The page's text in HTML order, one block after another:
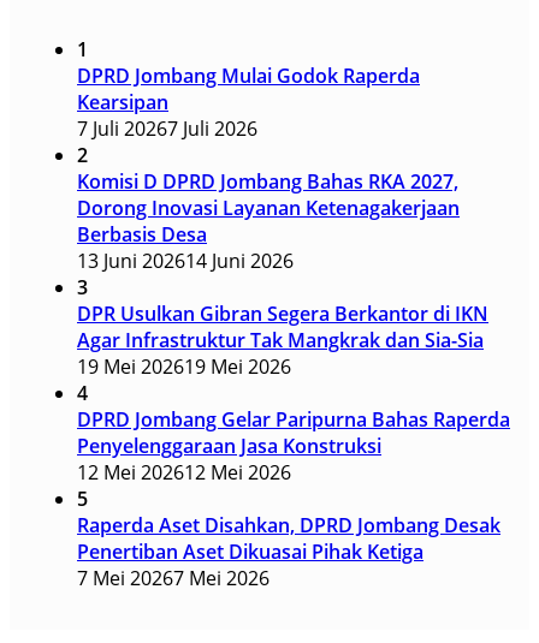
1
DPRD Jombang Mulai Godok Raperda
Kearsipan
7 Juli 20267 Juli 2026
2
Komisi D DPRD Jombang Bahas RKA 2027,
Dorong Inovasi Layanan Ketenagakerjaan
Berbasis Desa
13 Juni 202614 Juni 2026
3
DPR Usulkan Gibran Segera Berkantor di IKN
Agar Infrastruktur Tak Mangkrak dan Sia-Sia
19 Mei 202619 Mei 2026
4
DPRD Jombang Gelar Paripurna Bahas Raperda
Penyelenggaraan Jasa Konstruksi
12 Mei 202612 Mei 2026
5
Raperda Aset Disahkan, DPRD Jombang Desak
Penertiban Aset Dikuasai Pihak Ketiga
7 Mei 20267 Mei 2026